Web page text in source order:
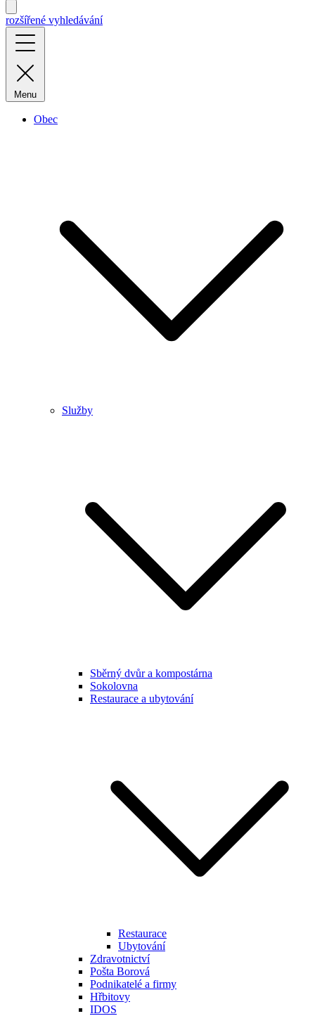
rozšířené vyhledávání
Menu
Obec
Služby
Sběrný dvůr a kompostárna
Sokolovna
Restaurace a ubytování
Restaurace
Ubytování
Zdravotnictví
Pošta Borová
Podnikatelé a firmy
Hřbitovy
IDOS